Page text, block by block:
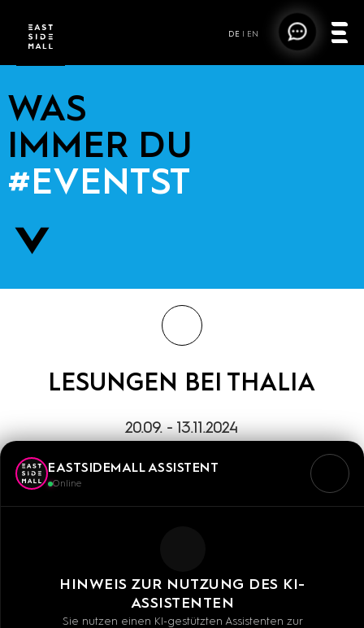
DE | EN
EASTSIDEMALL ASSISTENT
Online
HINWEIS ZUR NUTZUNG DES KI-
ASSISTENTEN
Sie nutzen einen KI-gestützten Assistenten zur
WAS
IMMER DU
#EVENTST
LESUNGEN BEI THALIA
20.09. - 13.11.2024
20. September 2024 ab 20:00 Uhr
Astrophysik am Lakestone Campus zu studieren, ist
Brynns größter Traum. Als sie von dem